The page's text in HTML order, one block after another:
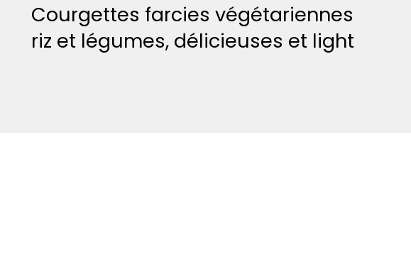
Courgettes farcies végétariennes
riz et légumes, délicieuses et light